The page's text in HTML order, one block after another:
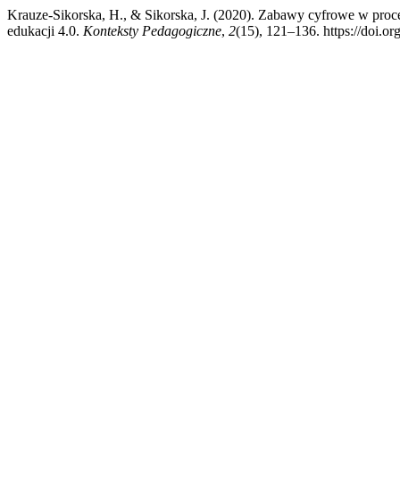
Krauze-Sikorska, H., & Sikorska, J. (2020). Zabawy cyfrowe w
edukacji 4.0. Konteksty Pedagogiczne, 2(15), 121–136. https://